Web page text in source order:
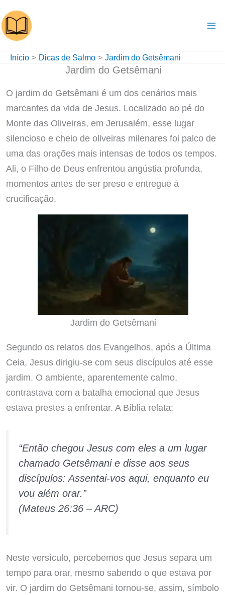
para
o
conteúdo
Início Dicas de Salmo Jardim do Getsêmani
Jardim do Getsêmani
O jardim do Getsêmani é um dos cenários mais
marcantes da vida de Jesus. Localizado ao pé do
Monte das Oliveiras, em Jerusalém, esse lugar
silencioso e cheio de oliveiras milenares foi palco de
uma das orações mais intensas de todos os tempos.
Ali, o Filho de Deus enfrentou angústia profunda,
momentos antes de ser preso e entregue à
crucificação.
Jardim do Getsêmani
Segundo os relatos dos Evangelhos, após a Última
Ceia, Jesus dirigiu-se com seus discípulos até esse
jardim. O ambiente, aparentemente calmo,
contrastava com a batalha emocional que Jesus
estava prestes a enfrentar. A Bíblia relata:
“Então chegou Jesus com eles a um lugar
chamado Getsêmani e disse aos seus
discípulos: Assentai-vos aqui, enquanto eu
vou além orar.”
(Mateus 26:36 – ARC)
Neste versículo, percebemos que Jesus separa um
tempo para orar, mesmo sabendo o que estava por
vir. O jardim do Getsêmani tornou-se, assim, símbolo